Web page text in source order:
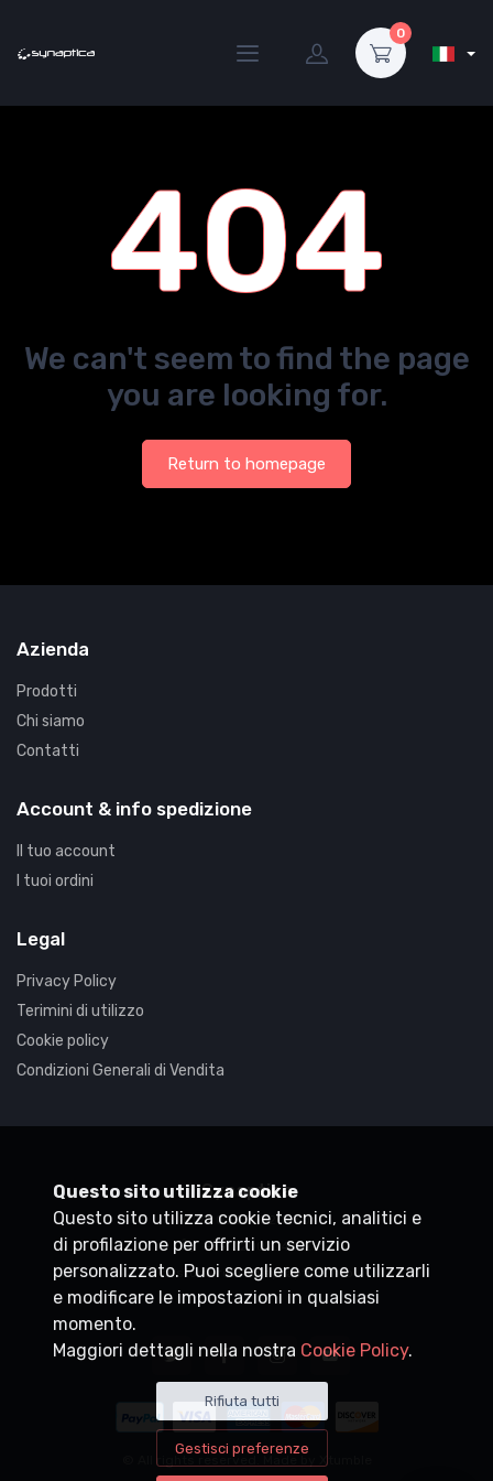
0
404
We can't seem to find the page
you are looking for.
Return to homepage
Azienda
Prodotti
Chi siamo
Contatti
Account & info spedizione
Il tuo account
I tuoi ordini
Legal
Privacy Policy
Terimini di utilizzo
Cookie policy
Condizioni Generali di Vendita
Synaptica
P.IVA 05830520960
+39 0200704272
customercare@synaptica.info
© All rights reserved. Made by
Questo sito utilizza cookie
Questo sito utilizza cookie tecnici, analitici e
di profilazione per offrirti un servizio
personalizzato. Puoi scegliere come utilizzarli
e modificare le impostazioni in qualsiasi
momento.
Maggiori dettagli nella nostra Cookie Policy.
Rifiuta tutti
Gestisci preferenze